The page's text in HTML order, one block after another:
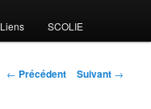
Liens SCOLIE
Navigation
← Précédent Suivant →